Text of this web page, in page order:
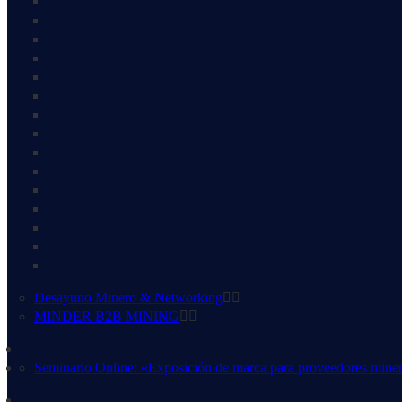
Desayuno Minero & Networking
MINDER B2B MINING
Seminario Online: «Exposición de marca para proveedores